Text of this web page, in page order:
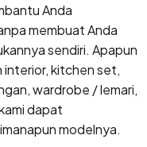
Anda
membuat Anda
sendiri. Apapun
interior, kitchen set,
wardrobe / lemari,
dapat
modelnya.